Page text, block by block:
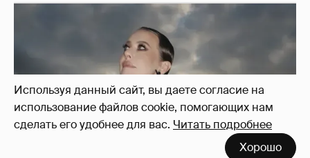
Используя данный сайт, вы даете согласие на
использование файлов cookie, помогающих нам
сделать его удобнее для вас. Читать подробнее
Хорошо